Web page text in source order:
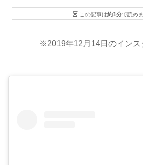
この記事は約1分で読めま
※2019年12月14日のインス